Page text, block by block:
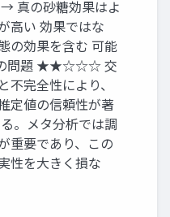
真の砂糖効果はよ
高い 効果ではな
の効果を含む 可能
の問題 ★★☆☆☆ 交
不完全性により、
定値の信頼性が著
。メタ分析では調
重要であり、この
性を大きく損な